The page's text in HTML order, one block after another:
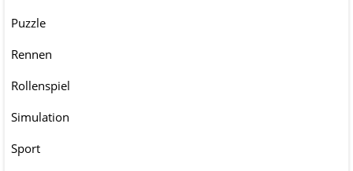
Puzzle
Rennen
Rollenspiel
Simulation
Sport